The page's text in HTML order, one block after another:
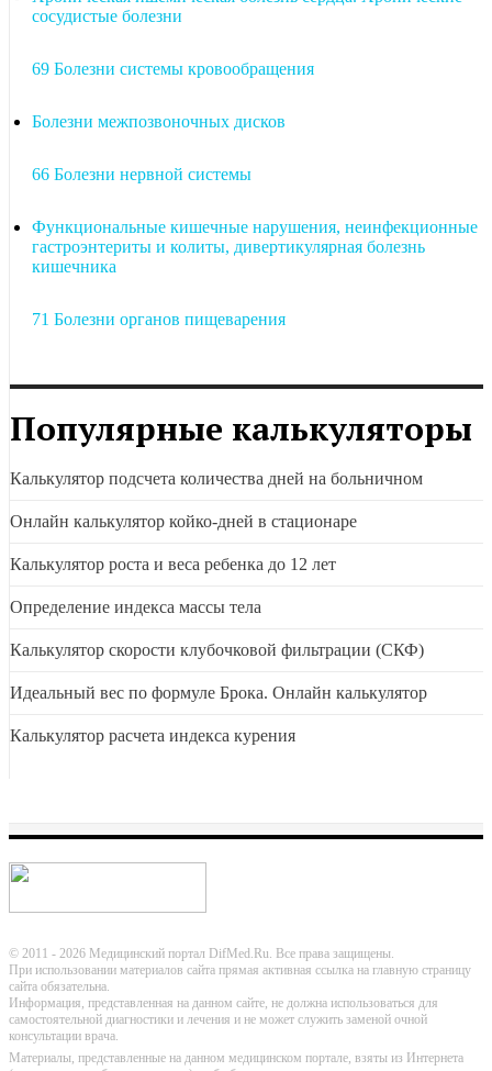
сосудистые болезни
69 Болезни системы кровообращения
Болезни межпозвоночных дисков
66 Болезни нервной системы
Функциональные кишечные нарушения, неинфекционные
гастроэнтериты и колиты, дивертикулярная болезнь
кишечника
71 Болезни органов пищеварения
Популярные калькуляторы
Калькулятор подсчета количества дней на больничном
Онлайн калькулятор койко-дней в стационаре
Калькулятор роста и веса ребенка до 12 лет
Определение индекса массы тела
Калькулятор скорости клубочковой фильтрации (СКФ)
Идеальный вес по формуле Брока. Онлайн калькулятор
Калькулятор расчета индекса курения
© 2011 - 2026 Медицинский портал DifMed.Ru. Все права защищены.
При использовании материалов сайта прямая активная ссылка на главную страницу
сайта обязательна.
Информация, представленная на данном сайте, не должна использоваться для
самостоятельной диагностики и лечения и не может служить заменой очной
консультации врача.
Материалы, представленные на данном медицинском портале, взяты из Интернета